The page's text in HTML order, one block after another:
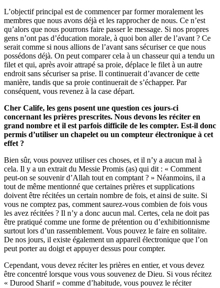
L’objectif principal est de commencer par former moralement les
membres que nous avons déjà et les rapprocher de nous. Ce n’est
qu’alors que nous pourrons faire passer le message. Si nos propres
gens n’ont pas d’éducation morale, à quoi bon aller de l’avant ? Ce
serait comme si nous allions de l’avant sans sécuriser ce que nous
possédons déjà. On peut comparer cela à un chasseur qui a tendu un
filet et qui, après avoir attrapé sa proie, déplace le filet à un autre
endroit sans sécuriser sa prise. Il continuerait d’avancer de cette
manière, tandis que sa proie continuerait de s’échapper. Par
conséquent, vous revenez à la case départ.
Cher Calife, les gens posent une question ces jours-ci
concernant les prières prescrites. Nous devons les réciter en
grand nombre et il est parfois difficile de les compter. Est-il donc
permis d’utiliser un chapelet ou un compteur électronique à cet
effet ?
Bien sûr, vous pouvez utiliser ces choses, et il n’y a aucun mal à
cela. Il y a un extrait du Messie Promis (as) qui dit : « Comment
peut-on se souvenir d’Allah tout en comptant ? » Néanmoins, il a
tout de même mentionné que certaines prières et supplications
doivent être récitées un certain nombre de fois, et ainsi de suite. Si
vous ne comptez pas, comment saurez-vous combien de fois vous
les avez récitées ? Il n’y a donc aucun mal. Certes, cela ne doit pas
être pratiqué comme une forme de prétention ou d’exhibitionnisme
surtout lors d’un rassemblement. Vous pouvez le faire en solitaire.
De nos jours, il existe également un appareil électronique que l’on
peut porter au doigt et appuyer dessus pour compter.
Cependant, vous devez réciter les prières en entier, et vous devez
être concentré lorsque vous vous souvenez de Dieu. Si vous récitez
« Durood Sharif » comme d’habitude, vous pouvez le réciter